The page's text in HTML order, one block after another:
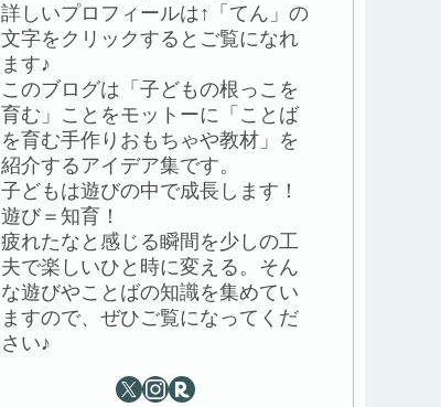
詳しいプロフィールは↑「てん」の
文字をクリックするとご覧になれ
ます♪
このブログは「子どもの根っこを
育む」ことをモットーに「ことば
を育む手作りおもちゃや教材」を
紹介するアイデア集です。
子どもは遊びの中で成長します！
遊び＝知育！
疲れたなと感じる瞬間を少しの工
夫で楽しいひと時に変える。そん
な遊びやことばの知識を集めてい
ますので、ぜひご覧になってくだ
さい♪